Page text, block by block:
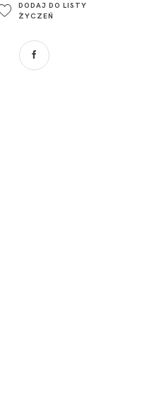
DODAJ DO LISTY
ŻYCZEŃ